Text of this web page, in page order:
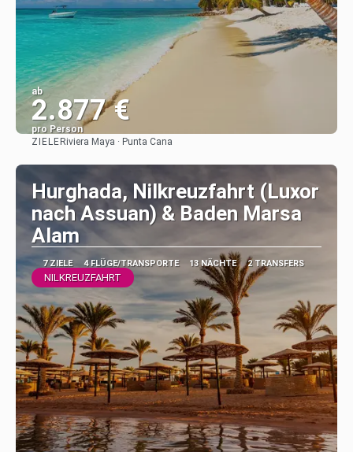
ab
2.877 €
pro Person
ZIELE Riviera Maya · Punta Cana
Hurghada, Nilkreuzfahrt (Luxor
nach Assuan) & Baden Marsa
Alam
7 ZIELE 4 FLÜGE/TRANSPORTE 13 NÄCHTE 2 TRANSFERS
NILKREUZFAHRT